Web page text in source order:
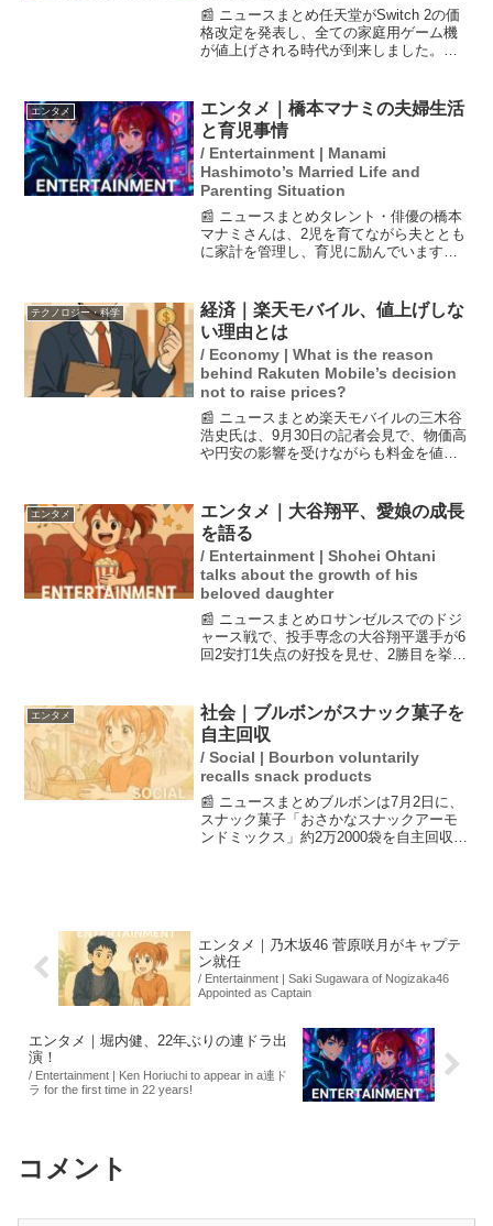
📰 ニュースまとめ任天堂がSwitch 2の価
格改定を発表し、全ての家庭用ゲーム機
が値上げされる時代が到来しました。ソ
これまでの安さを武器にした戦略が変わ
る可能性があり...
エンタメ
エンタメ｜橋本マナミの夫婦生活
と育児事情
/ Entertainment | Manami
Hashimoto’s Married Life and
Parenting Situation
📰 ニュースまとめタレント・俳優の橋本
マナミさんは、2児を育てながら夫ととも
に家計を管理し、育児に励んでいます。
た、夫婦げんかは子どもの前では見せ
ず、LINEで解決するな...
テクノロジー・科学
経済｜楽天モバイル、値上げしな
い理由とは
/ Economy | What is the reason
behind Rakuten Mobile’s decision
not to raise prices?
📰 ニュースまとめ楽天モバイルの三木谷
浩史氏は、9月30日の記者会見で、物価高
や円安の影響を受けながらも料金を値上
に挑戦し続ける姿勢を強調しました。現
在、楽天モバイルの...
エンタメ
エンタメ｜大谷翔平、愛娘の成長
を語る
/ Entertainment | Shohei Ohtani
talks about the growth of his
beloved daughter
📰 ニュースまとめロサンゼルスでのドジ
ャース戦で、投手専念の大谷翔平選手が6
回2安打1失点の好投を見せ、2勝目を挙げ
女の成長に喜びを示しました。また、彼
は試合中のパフォ...
エンタメ
社会｜ブルボンがスナック菓子を
自主回収
/ Social | Bourbon voluntarily
recalls snack products
📰 ニュースまとめブルボンは7月2日に、
スナック菓子「おさかなスナックアーモ
ンドミックス」約2万2000袋を自主回収す
エンタメ｜乃木坂46 菅原咲月がキャプテ
ン就任
/ Entertainment | Saki Sugawara of Nogizaka46
Appointed as Captain
エンタメ｜堀内健、22年ぶりの連ドラ出
演！
/ Entertainment | Ken Horiuchi to appear in a連ド
ラ for the first time in 22 years!
コメント